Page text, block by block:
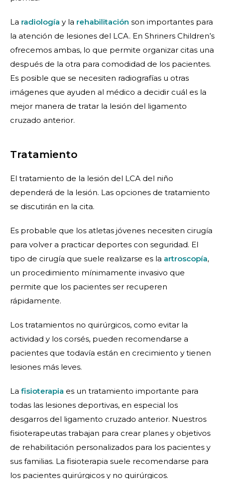
La radiología y la rehabilitación son importantes para
la atención de lesiones del LCA. En Shriners Children’s
ofrecemos ambas, lo que permite organizar citas una
después de la otra para comodidad de los pacientes.
Es posible que se necesiten radiografías u otras
imágenes que ayuden al médico a decidir cuál es la
mejor manera de tratar la lesión del ligamento
cruzado anterior.
Tratamiento
El tratamiento de la lesión del LCA del niño
dependerá de la lesión. Las opciones de tratamiento
se discutirán en la cita.
Es probable que los atletas jóvenes necesiten cirugía
para volver a practicar deportes con seguridad. El
tipo de cirugía que suele realizarse es la artroscopía,
un procedimiento mínimamente invasivo que
permite que los pacientes ser recuperen
rápidamente.
Los tratamientos no quirúrgicos, como evitar la
actividad y los corsés, pueden recomendarse a
pacientes que todavía están en crecimiento y tienen
lesiones más leves.
La fisioterapia es un tratamiento importante para
todas las lesiones deportivas, en especial los
desgarros del ligamento cruzado anterior. Nuestros
fisioterapeutas trabajan para crear planes y objetivos
de rehabilitación personalizados para los pacientes y
sus familias. La fisioterapia suele recomendarse para
los pacientes quirúrgicos y no quirúrgicos.